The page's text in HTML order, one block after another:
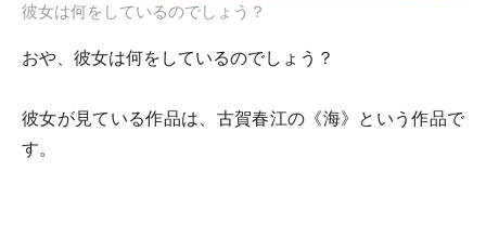
彼女は何をしているのでしょう？
おや、彼女は何をしているのでしょう？
彼女が見ている作品は、古賀春江の《海》という作品で
す。